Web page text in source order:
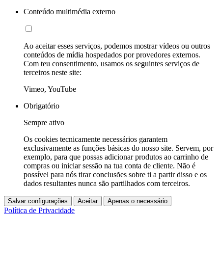
Conteúdo multimédia externo
Ao aceitar esses serviços, podemos mostrar vídeos ou outros
conteúdos de mídia hospedados por provedores externos.
Com teu consentimento, usamos os seguintes serviços de
terceiros neste site:
Vimeo, YouTube
Obrigatório
Sempre ativo
Os cookies tecnicamente necessários garantem
exclusivamente as funções básicas do nosso site. Servem, por
exemplo, para que possas adicionar produtos ao carrinho de
compras ou iniciar sessão na tua conta de cliente. Não é
possível para nós tirar conclusões sobre ti a partir disso e os
dados resultantes nunca são partilhados com terceiros.
Salvar configurações Aceitar Apenas o necessário
Política de Privacidade